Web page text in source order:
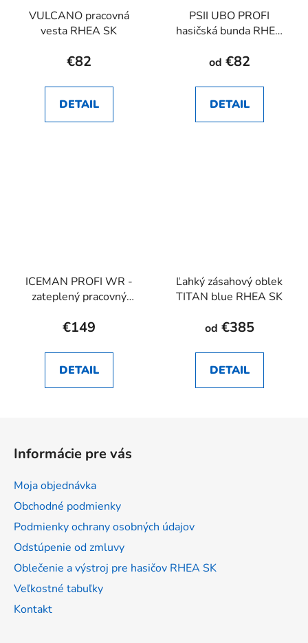
VULCANO pracovná
vesta RHEA SK
€82
DETAIL
PSII UBO PROFI
hasičská bunda RHEA
od €82
DETAIL
ICEMAN PROFI WR -
zateplený pracovný
SK
€149
DETAIL
Ľahký zásahový oblek
TITAN blue RHEA SK
od €385
DETAIL
Informácie pre vás
Moja objednávka
Obchodné podmienky
Podmienky ochrany osobných údajov
Odstúpenie od zmluvy
Oblečenie a výstroj pre hasičov RHEA SK
Veľkostné tabuľky
Kontakt